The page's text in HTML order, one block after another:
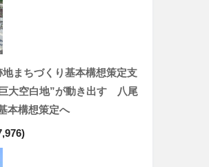
地まちづくり基本構想策定支
大空白地”が動き出す 八尾
本構想策定へ